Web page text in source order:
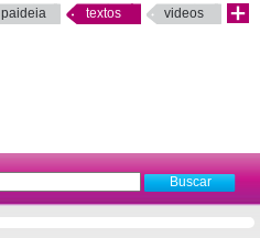
paideia textos videos